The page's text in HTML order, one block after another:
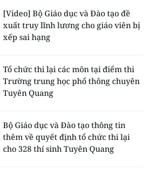
[Video] Bộ Giáo dục và Đào tạo đề
xuất truy lĩnh lương cho giáo viên bị
xếp sai hạng
Tổ chức thi lại các môn tại điểm thi
Trường trung học phổ thông chuyên
Tuyên Quang
Bộ Giáo dục và Đào tạo thông tin
thêm về quyết định tổ chức thi lại
cho 328 thí sinh Tuyên Quang